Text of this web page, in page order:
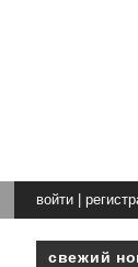
войти|
свежий